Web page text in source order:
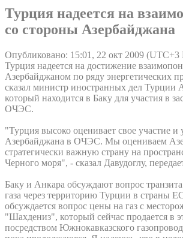
Турция надеется на
со стороны Азербайджана
Опубликовано: 15:01, 22 окт 2009 (UTC+3
Турция надеется на достижение
Азербайджаном по ряду энергетических
сказал министр иностранных дел Турции
который находится в Баку для участия в
ОЧЭС.
"Турция высоко оценивает свое участие и
Азербайджана в ОЧЭС. Мы оцениваем
стратегически важную страну на
Черного моря", - сказал Давудоглу,
Баку и Анкара обсуждают вопрос
газа через территорию Турции в страны
обсуждается вопрос цены на газ с
"Шахдениз", который сейчас продается в
посредством Южнокавказского